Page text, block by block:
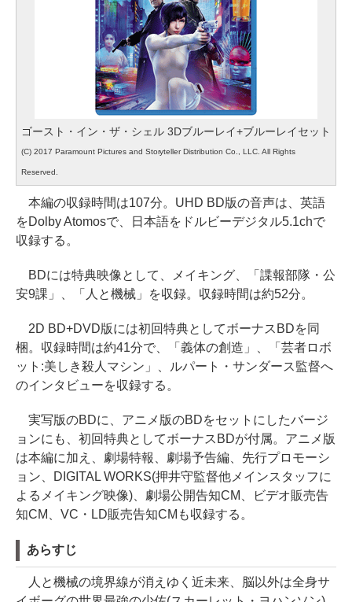
ゴースト・イン・ザ・シェル 3Dブルーレイ+ブルーレイセット
(C) 2017 Paramount Pictures and Storyteller Distribution Co., LLC. All Rights
Reserved.
本編の収録時間は107分。UHD BD版の音声は、英語
をDolby Atomosで、日本語をドルビーデジタル5.1chで
収録する。
BDには特典映像として、メイキング、「諜報部隊・公
安9課」、「人と機械」を収録。収録時間は約52分。
2D BD+DVD版には初回特典としてボーナスBDを同
梱。収録時間は約41分で、「義体の創造」、「芸者ロボ
ット:美しき殺人マシン」、ルパート・サンダース監督へ
のインタビューを収録する。
実写版のBDに、アニメ版のBDをセットにしたバージ
ョンにも、初回特典としてボーナスBDが付属。アニメ版
は本編に加え、劇場特報、劇場予告編、先行プロモーシ
ョン、DIGITAL WORKS(押井守監督他メインスタッフに
よるメイキング映像)、劇場公開告知CM、ビデオ販売告
知CM、VC・LD販売告知CMも収録する。
あらすじ
人と機械の境界線が消えゆく近未来、脳以外は全身サ